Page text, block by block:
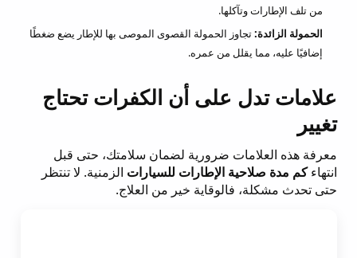
من تلف الإطارات وتآكلها.
الحمولة الزائدة:تجاوز الحمولة القصوى الموصى بها للإطار يضع ضغطًا
إضافيًا عليه، مما يقلل من عمره.
علامات تدل على أن الكفرات تحتاج
تغيير
معرفة هذه العلامات ضرورية لضمان سلامتك، حتى قبل
انتهاءكم مدة صلاحية الإطارات للسيارات الزمنية. لا تنتظر
حتى تحدث مشكلة، فالوقاية خير من العلاج.